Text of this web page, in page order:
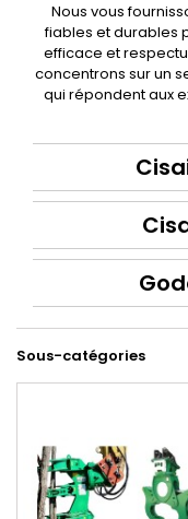
Nous vous
fiables et durables
efficace et
concentrons sur un
qui répondent aux
Sous-catégories